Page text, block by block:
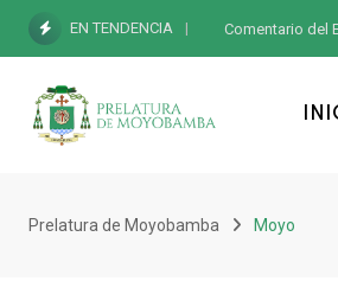
EN TENDENCIA Comentario del
Prelatura de Moyobamba Moyo